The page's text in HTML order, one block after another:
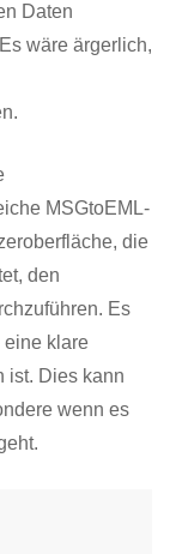
Daten
wäre ärgerlich,
MSGtoEML-
die
den
Es
eine klare
ist. Dies kann
wenn es